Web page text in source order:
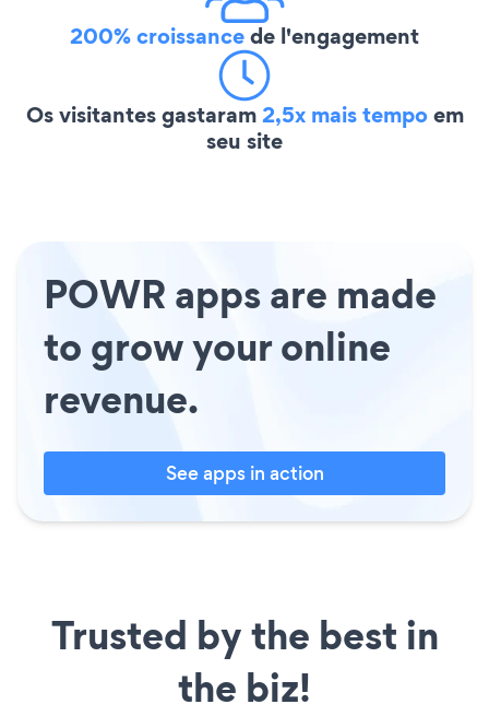
200% croissancede l'engagement
Os visitantes gastaram2,5x mais tempoem
seu site
POWR apps are made
to grow your online
revenue.
See apps in action
Trusted by the best in
the biz!